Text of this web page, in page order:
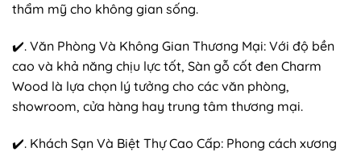
thẩm mỹ cho không gian sống.
✔️. Văn Phòng Và Không Gian Thương Mại: Với độ bền
cao và khả năng chịu lực tốt, Sàn gỗ cốt đen Charm
Wood là lựa chọn lý tưởng cho các văn phòng,
showroom, cửa hàng hay trung tâm thương mại.
✔️. Khách Sạn Và Biệt Thự Cao Cấp: Phong cách xương